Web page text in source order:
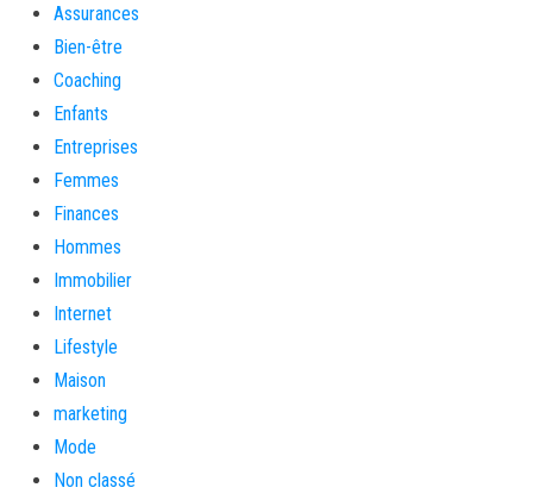
Assurances
Bien-être
Coaching
Enfants
Entreprises
Femmes
Finances
Hommes
Immobilier
Internet
Lifestyle
Maison
marketing
Mode
Non classé